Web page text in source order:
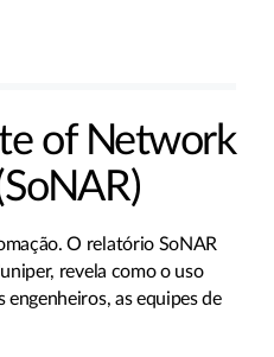
of Network
O relatório SoNAR
revela como o uso
as equipes de